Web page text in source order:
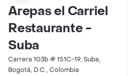
Arepas el Carriel
Restaurante -
Suba
Carrera 103b # 151C-19, Suba,
Bogotá, D.C., Colombia